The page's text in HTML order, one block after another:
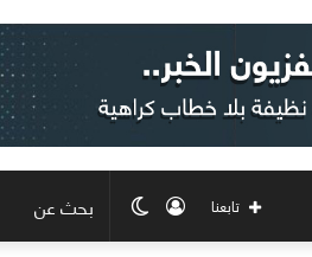
الوضع تسجيل تابعنا